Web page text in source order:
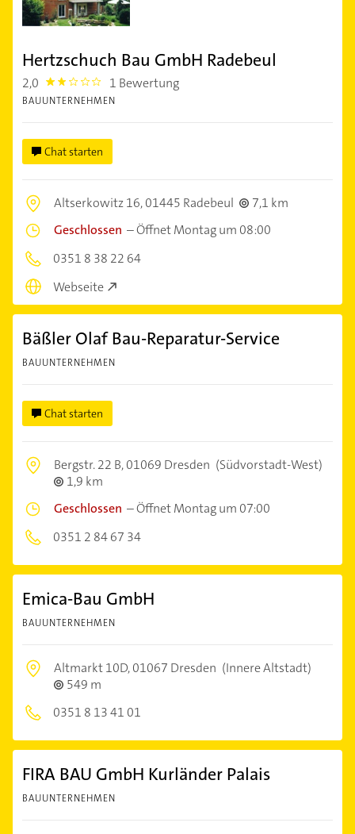
Hertzschuch Bau GmbH Radebeul
2,0 2.0 1 Bewertung
BAUUNTERNEHMEN
Chat starten
Altserkowitz 16,01445 Radebeul
7,1 km
Geschlossen –Öffnet Montag um 08:00
0351 8 38 22 64
Webseite
Bäßler Olaf Bau-Reparatur-Service
BAUUNTERNEHMEN
Chat starten
Bergstr. 22 B,01069 Dresden (Südvorstadt-West)
1,9 km
Geschlossen –Öffnet Montag um 07:00
0351 2 84 67 34
Emica-Bau GmbH
BAUUNTERNEHMEN
Altmarkt 10D,01067 Dresden (Innere Altstadt)
549 m
0351 8 13 41 01
FIRA BAU GmbH Kurländer Palais
BAUUNTERNEHMEN